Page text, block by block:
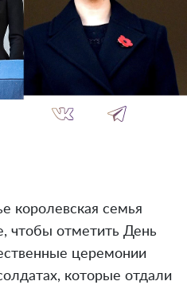
королевская семья
чтобы отметить День
церемонии
которые отдали